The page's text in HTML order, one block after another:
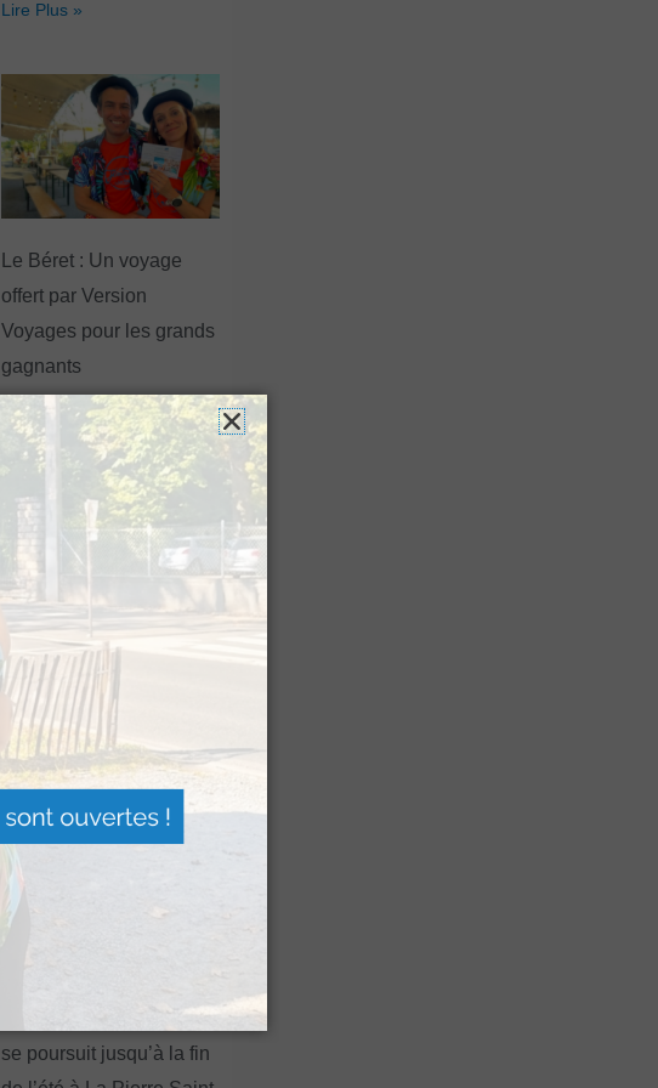
Lire Plus »
Le Béret : Un voyage
offert par Version
Voyages pour les grands
gagnants
Lire Plus »
Artouste : Le Festival
Image Montagne
s’installe à la Sagette
Lire Plus »
« Vis ma vie de berger »
se poursuit jusqu’à la fin